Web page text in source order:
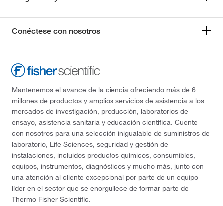
Conéctese con nosotros
Mantenemos el avance de la ciencia ofreciendo más de 6
millones de productos y amplios servicios de asistencia a los
mercados de investigación, producción, laboratorios de
ensayo, asistencia sanitaria y educación científica. Cuente
con nosotros para una selección inigualable de suministros de
laboratorio, Life Sciences, seguridad y gestión de
instalaciones, incluidos productos químicos, consumibles,
equipos, instrumentos, diagnósticos y mucho más, junto con
una atención al cliente excepcional por parte de un equipo
líder en el sector que se enorgullece de formar parte de
Thermo Fisher Scientific.